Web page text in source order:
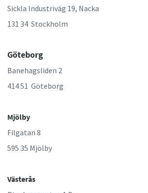
Sickla Industriväg 19, Nacka
131 34 Stockholm
Göteborg
Banehagsliden 2
414 51 Göteborg
Mjölby
Filgatan 8
595 35 Mjölby
Västerås